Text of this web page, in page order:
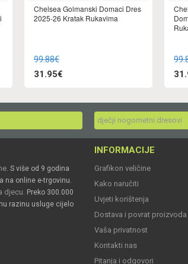
Chelsea Golmanski Domaci Dres
2025-26 Kratak Rukavima
99.88€
31.95€
dječji nogometni dresovi
. S više od 9 godina
na online e-trgovinu.
djecu. Preko 300.000
razinu usluge cijelo
INFORMACIJE
Grafikon veličine
Kako naručiti
Uvjeti korištenja
Dostava i povrat proizvoda
Vaša privatnost
Kontakti nas
Pitanja i odgovori